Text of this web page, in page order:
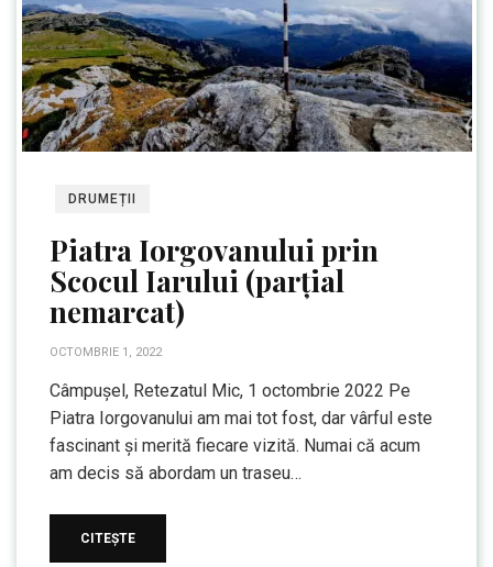
DRUMEȚII
Piatra Iorgovanului prin
Scocul Iarului (parțial
nemarcat)
OCTOMBRIE 1, 2022
Câmpușel, Retezatul Mic, 1 octombrie 2022 Pe
Piatra Iorgovanului am mai tot fost, dar vârful este
fascinant și merită fiecare vizită. Numai că acum
am decis să abordam un traseu…
CITEȘTE